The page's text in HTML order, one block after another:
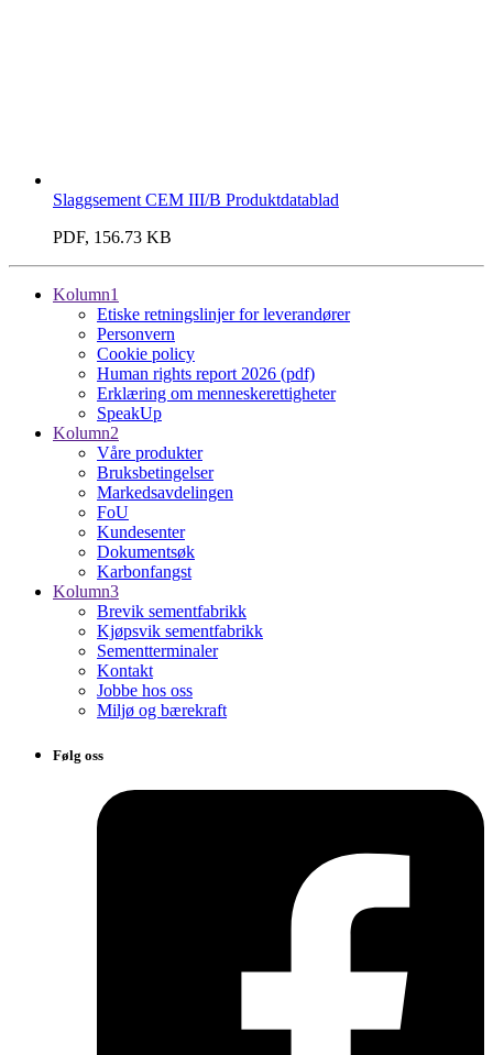
Slaggsement CEM III/B Produktdatablad
PDF, 156.73 KB
Kolumn1
Etiske retningslinjer for leverandører
Personvern
Cookie policy
Human rights report 2026 (pdf)
Erklæring om menneskerettigheter
SpeakUp
Kolumn2
Våre produkter
Bruksbetingelser
Markedsavdelingen
FoU
Kundesenter
Dokumentsøk
Karbonfangst
Kolumn3
Brevik sementfabrikk
Kjøpsvik sementfabrikk
Sementterminaler
Kontakt
Jobbe hos oss
Miljø og bærekraft
Følg oss